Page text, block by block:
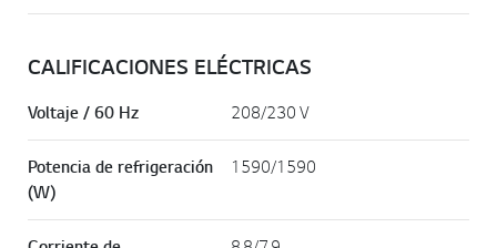
CALIFICACIONES ELÉCTRICAS
Voltaje / 60 Hz 208/230 V
Potencia de refrigeración
(W)
1590/1590